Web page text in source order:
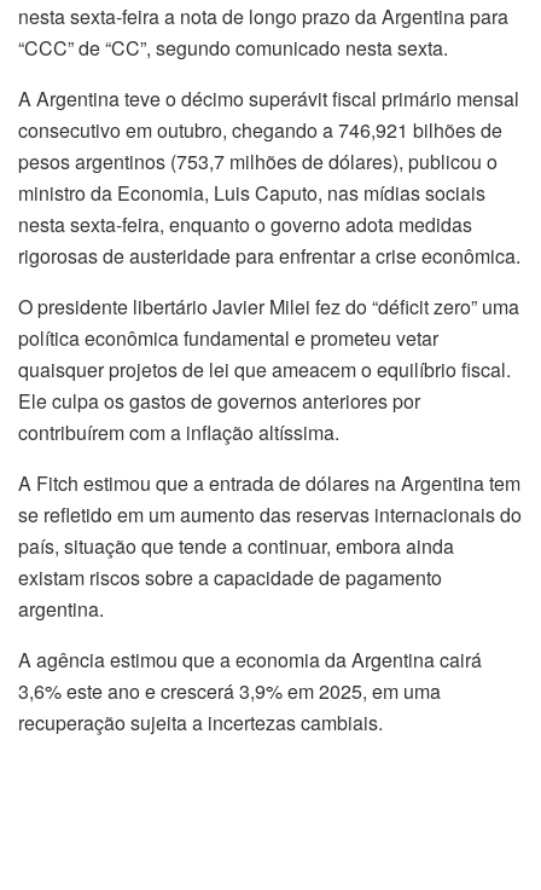
nesta sexta-feira a nota de longo prazo da Argentina para
“CCC” de “CC”, segundo comunicado nesta sexta.
A Argentina teve o décimo superávit fiscal primário mensal
consecutivo em outubro, chegando a 746,921 bilhões de
pesos argentinos (753,7 milhões de dólares), publicou o
ministro da Economia, Luis Caputo, nas mídias sociais
nesta sexta-feira, enquanto o governo adota medidas
rigorosas de austeridade para enfrentar a crise econômica.
O presidente libertário Javier Milei fez do “déficit zero” uma
política econômica fundamental e prometeu vetar
quaisquer projetos de lei que ameacem o equilíbrio fiscal.
Ele culpa os gastos de governos anteriores por
contribuírem com a inflação altíssima.
A Fitch estimou que a entrada de dólares na Argentina tem
se refletido em um aumento das reservas internacionais do
país, situação que tende a continuar, embora ainda
existam riscos sobre a capacidade de pagamento
argentina.
A agência estimou que a economia da Argentina cairá
3,6% este ano e crescerá 3,9% em 2025, em uma
recuperação sujeita a incertezas cambiais.